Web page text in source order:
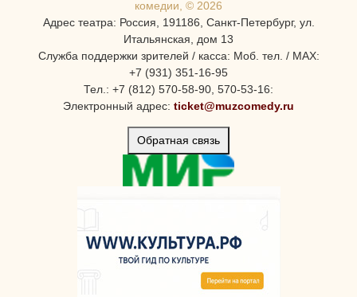
комедии, © 2026
Адрес театра: Россия, 191186, Санкт-Петербург, ул.
Итальянская, дом 13
Служба поддержки зрителей / касса: Моб. тел. / MAX:
+7 (931) 351-16-95
Тел.: +7 (812) 570-58-90, 570-53-16:
Электронный адрес: ticket@muzcomedy.ru
Обратная связь